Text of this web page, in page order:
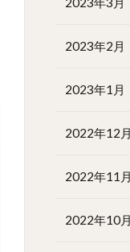
2023年2月
2023年1月
2022年12月
2022年11月
2022年10月